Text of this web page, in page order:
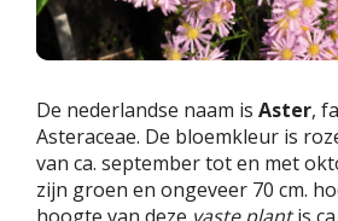
De nederlandse naam is Aster,
Asteraceae. De bloemkleur is
van ca. september tot en met
zijn groen en ongeveer 70 cm.